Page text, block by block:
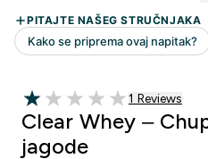
1 out of 5 stars
1 customer
1 Reviews
Clear Whey –
jagode